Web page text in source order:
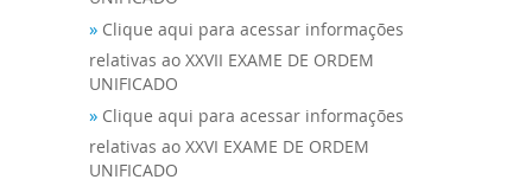
» Clique aqui para acessar informações
relativas ao XXVII EXAME DE ORDEM
UNIFICADO
» Clique aqui para acessar informações
relativas ao XXVI EXAME DE ORDEM
UNIFICADO